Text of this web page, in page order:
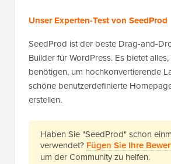
Unser Experten-Test von SeedProd
SeedProd ist der beste Drag-and-
Builder für WordPress. Es bietet
benötigen, um hochkonvertierende
schöne benutzerdefinierte
erstellen.
Haben Sie "SeedProd" schon
verwendet? Fügen Sie Ihre
um der Community zu helfen.